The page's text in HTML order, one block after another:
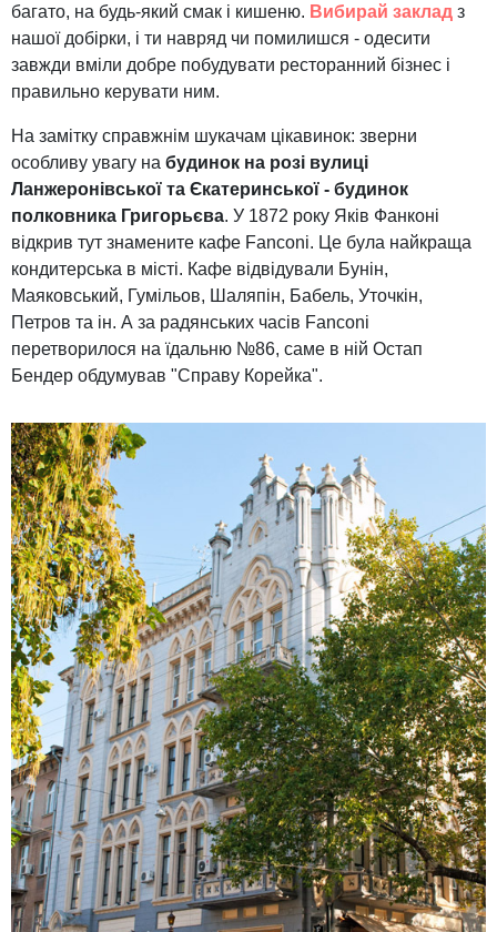
багато, на будь-який смак і кишеню. Вибирай заклад з
нашої добірки, і ти навряд чи помилишся - одесити
завжди вміли добре побудувати ресторанний бізнес і
правильно керувати ним.
На замітку справжнім шукачам цікавинок: зверни
особливу увагу на будинок на розі вулиці
Ланжеронівської та Єкатеринської - будинок
полковника Григорьєва. У 1872 року Яків Фанконі
відкрив тут знамените кафе Fanconi. Це була найкраща
кондитерська в місті. Кафе відвідували Бунін,
Маяковський, Гумільов, Шаляпін, Бабель, Уточкін,
Петров та ін. А за радянських часів Fanconi
перетворилося на їдальню №86, саме в ній Остап
Бендер обдумував "Справу Корейка".